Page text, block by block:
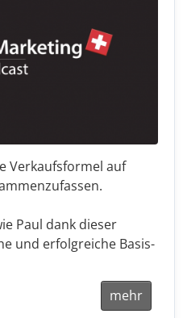
Verkaufsformel auf
Paul dank dieser
und erfolgreiche Basis-
mehr